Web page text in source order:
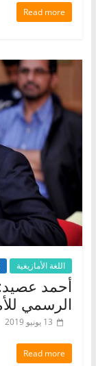
Read more
اللغة الأمازيغية
الرسمي
13 يونيو 2019
Read more